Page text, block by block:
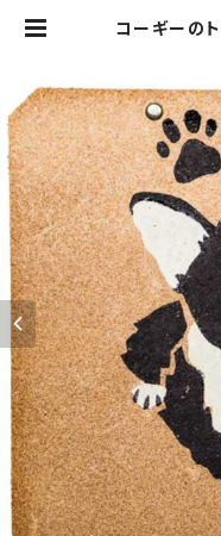
コーギーの